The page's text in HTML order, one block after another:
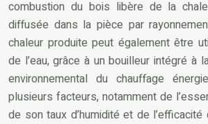
combustion du bois libère de la
diffusée dans la pièce par
chaleur produite peut également être
de l’eau, grâce à un bouilleur intégré à
environnemental du chauffage
plusieurs facteurs, notamment de
de son taux d’humidité et de